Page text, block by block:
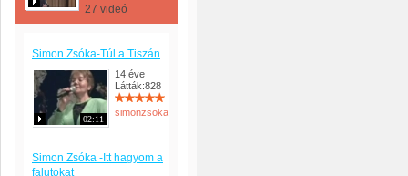
27 videó
Simon Zsóka-Túl a Tiszán
02:11
14 éve
Látták:828
simonzsoka
Simon Zsóka -Itt hagyom a
falutokat